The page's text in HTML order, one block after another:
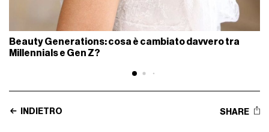
Beauty Generations: cosa è cambiato davvero tra
Millennials e Gen Z?
INDIETRO SHARE